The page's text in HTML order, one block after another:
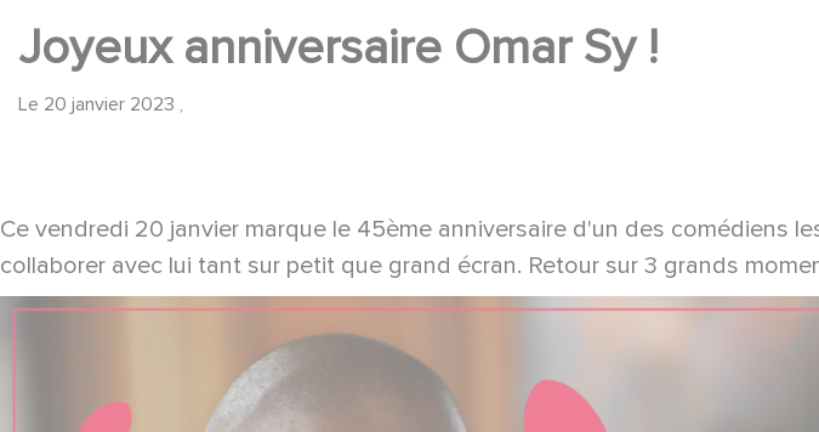
Joyeux anniversaire Omar Sy !
Le 20 janvier 2023 ,
Ce vendredi 20 janvier marque le 45ème anniversaire d'un des comédiens
collaborer avec lui tant sur petit que grand écran. Retour sur 3 grands